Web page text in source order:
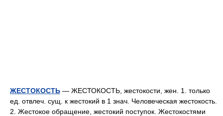
ЖЕСТОКОСТЬ — ЖЕСТОКОСТЬ, жестокости, жен. 1. только
ед. отвлеч. сущ. к жестокий в 1 знач. Человеческая жестокость.
2. Жестокое обращение, жестокий поступок. Жестокостями